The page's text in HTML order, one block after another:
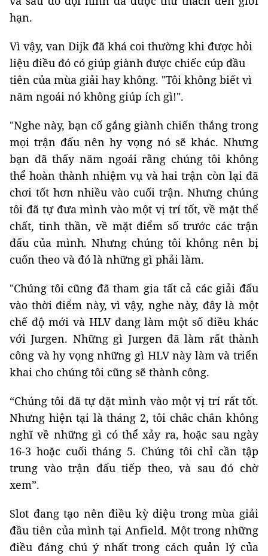
hạn.
Vì vậy, van Dijk đã khá coi thường khi được hỏi
liệu điều đó có giúp giành được chiếc cúp đầu
tiên của mùa giải hay không. "Tôi không biết vì
năm ngoái nó không giúp ích gì!".
"Nghe này, bạn cố gắng giành chiến thắng trong
mọi trận đấu nên hy vọng nó sẽ khác. Nhưng
bạn đã thấy năm ngoái rằng chúng tôi không
thể hoàn thành nhiệm vụ và hai trận còn lại đã
chơi tốt hơn nhiều vào cuối trận. Nhưng chúng
tôi đã tự đưa mình vào một vị trí tốt, về mặt thể
chất, tinh thần, về mặt điểm số trước các trận
đấu của mình. Nhưng chúng tôi không nên bị
cuốn theo và đó là những gì phải làm.
"Chúng tôi cũng đã tham gia tất cả các giải đấu
vào thời điểm này, vì vậy, nghe này, đây là một
chế độ mới và HLV đang làm một số điều khác
với Jurgen. Những gì Jurgen đã làm rất thành
công và hy vọng những gì HLV này làm và triển
khai cho chúng tôi cũng sẽ thành công.
“Chúng tôi đã tự đặt mình vào một vị trí rất tốt.
Nhưng hiện tại là tháng 2, tôi chắc chắn không
nghĩ về những gì có thể xảy ra, hoặc sau ngày
16-3 hoặc cuối tháng 5. Chúng tôi chỉ cần tập
trung vào trận đấu tiếp theo, và sau đó chờ
xem”.
Slot đang tạo nên điều kỳ diệu trong mùa giải
đầu tiên của mình tại Anfield. Một trong những
điều đáng chú ý nhất trong cách quản lý của